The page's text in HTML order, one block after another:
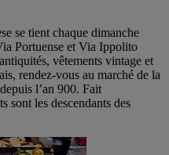
se tient chaque dimanche
Portuense et Via Ippolito
vêtements vintage et
rendez-vous au marché de la
l’an 900. Fait
sont les descendants des